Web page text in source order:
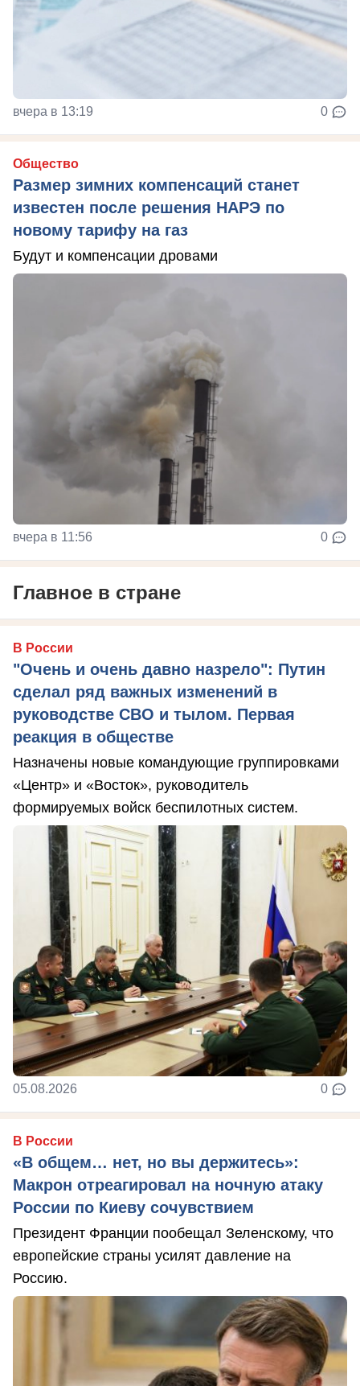
вчера в 13:19 0
Общество
Размер зимних компенсаций станет
известен после решения НАРЭ по
новому тарифу на газ
Будут и компенсации дровами
вчера в 11:56 0
Главное в стране
В России
"Очень и очень давно назрело": Путин
сделал ряд важных изменений в
руководстве СВО и тылом. Первая
реакция в обществе
Назначены новые командующие группировками
«Центр» и «Восток», руководитель
формируемых войск беспилотных систем.
05.08.2026 0
В России
«В общем… нет, но вы держитесь»:
Макрон отреагировал на ночную атаку
России по Киеву сочувствием
Президент Франции пообещал Зеленскому, что
европейские страны усилят давление на
Россию.